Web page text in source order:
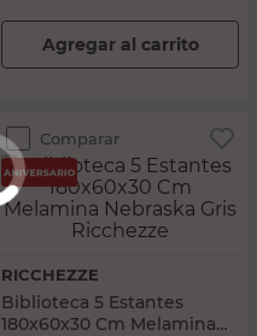
Agregar al carrito
Comparar
RICCHEZZE
Biblioteca 5 Estantes
180x60x30 Cm Melamina